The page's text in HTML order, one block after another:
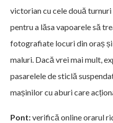
victorian cu cele două
pentru a lăsa vapoarele să
fotografiate locuri din oraș
maluri. Dacă vrei mai mult,
pasarelele de sticlă
mașinilor cu aburi care
Pont:verifică online orarul